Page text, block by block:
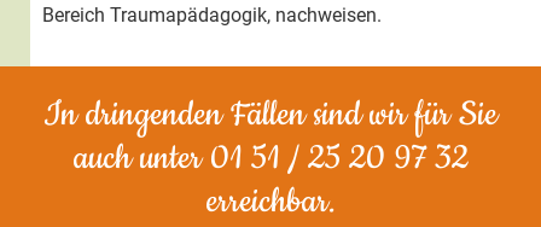
Bereich Traumapädagogik, nachweisen.
In dringenden Fällen sind wir für Sie
auch unter 01 51 / 25 20 97 32
erreichbar.